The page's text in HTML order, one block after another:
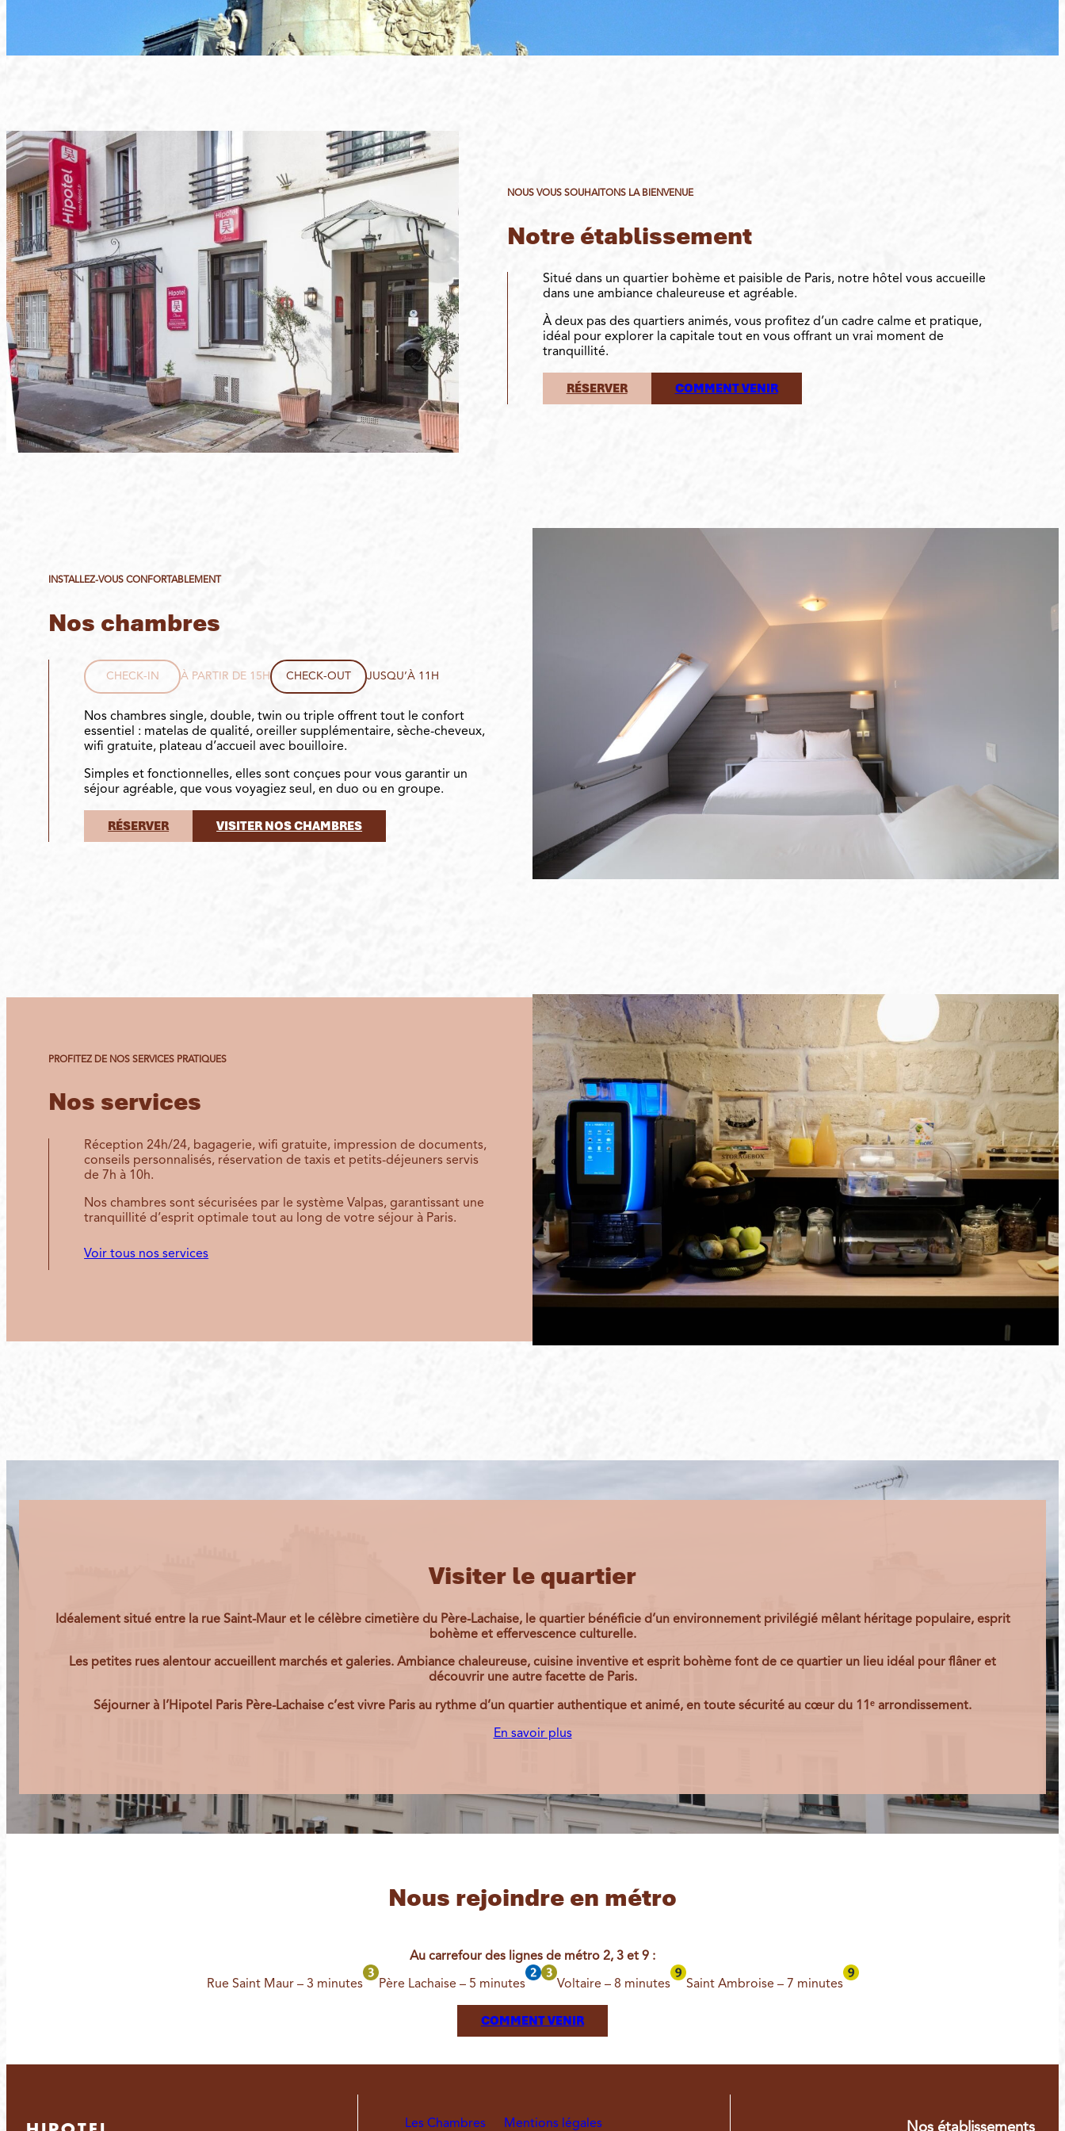
NOUS VOUS SOUHAITONS LA BIENVENUE
Notre établissement
Situé dans un quartier bohème et paisible de Paris, notre hôtel vous accueille
dans une ambiance chaleureuse et agréable.
À deux pas des quartiers animés, vous profitez d’un cadre calme et pratique,
idéal pour explorer la capitale tout en vous offrant un vrai moment de
tranquillité.
RÉSERVER COMMENT VENIR
INSTALLEZ-VOUS CONFORTABLEMENT
Nos chambres
CHECK-IN À PARTIR DE 15H CHECK-OUT JUSQU’À 11H
Nos chambres single, double, twin ou triple offrent tout le confort
essentiel : matelas de qualité, oreiller supplémentaire, sèche-cheveux,
wifi gratuite, plateau d’accueil avec bouilloire.
Simples et fonctionnelles, elles sont conçues pour vous garantir un
séjour agréable, que vous voyagiez seul, en duo ou en groupe.
RÉSERVER VISITER NOS CHAMBRES
PROFITEZ DE NOS SERVICES PRATIQUES
Nos services
Réception 24h/24, bagagerie, wifi gratuite, impression de documents,
conseils personnalisés, réservation de taxis et petits-déjeuners servis
de 7h à 10h.
Nos chambres sont sécurisées par le système Valpas, garantissant une
tranquillité d’esprit optimale tout au long de votre séjour à Paris.
Voir tous nos services
Visiter le quartier
Idéalement situé entre la rue Saint-Mauret le célèbre cimetière du Père-Lachaise, le quartier bénéficie d’un environnement privilégié mêlant héritage populaire, esprit
bohème et effervescence culturelle.
Les petites rues alentour accueillent marchés et galeries. Ambiance chaleureuse, cuisine inventive et esprit bohème font de ce quartier un lieu idéal pour flâner et
découvrir une autre facette de Paris.
Séjourner à l’Hipotel Paris Père-Lachaise c’est vivre Paris au rythme d’un quartier authentique et animé, en toute sécurité au cœur du 11ᵉ arrondissement.
En savoir plus
Nous rejoindre en métro
Au carrefour des lignes de métro 2, 3 et 9 :
Rue Saint Maur – 3 minutes Père Lachaise – 5 minutes Voltaire – 8 minutes Saint Ambroise – 7 minutes
COMMENT VENIR
Les Chambres Mentions légales Nos établissements